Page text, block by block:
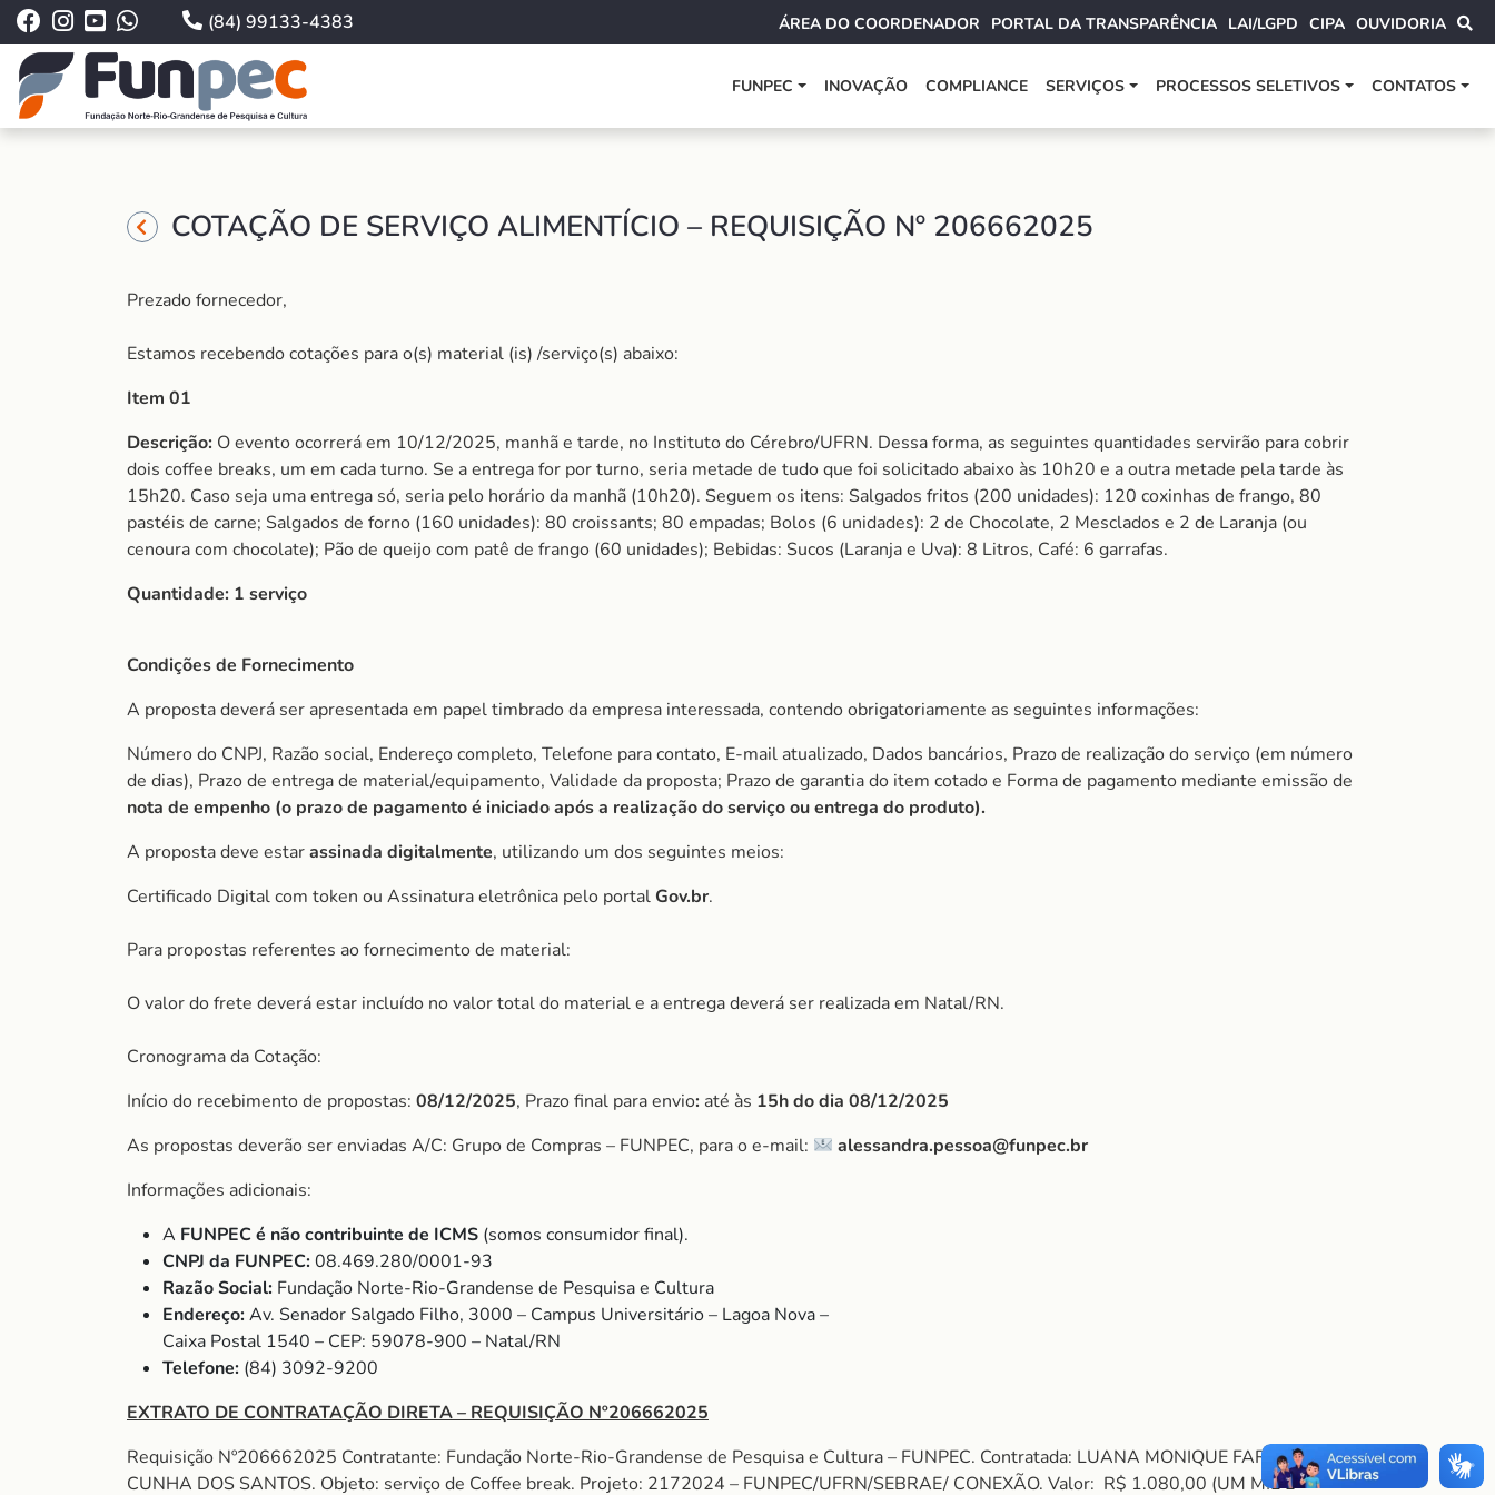
(84) 99133-4383 ÁREA DO COORDENADOR PORTAL DA TRANSPARÊNCIA LAI/LGPD CIPA OUVIDORIA
FUNPEC INOVAÇÃO COMPLIANCE SERVIÇOS PROCESSOS SELETIVOS CONTATOS
COTAÇÃO DE SERVIÇO ALIMENTÍCIO – REQUISIÇÃO Nº 206662025
Prezado fornecedor,
Estamos recebendo cotações para o(s) material (is) /serviço(s) abaixo:
Item 01
Descrição: O evento ocorrerá em 10/12/2025, manhã e tarde, no Instituto do Cérebro/UFRN. Dessa forma, as seguintes quantidades servirão para cobrir
dois coffee breaks, um em cada turno. Se a entrega for por turno, seria metade de tudo que foi solicitado abaixo às 10h20 e a outra metade pela tarde às
15h20. Caso seja uma entrega só, seria pelo horário da manhã (10h20). Seguem os itens: Salgados fritos (200 unidades): 120 coxinhas de frango, 80
pastéis de carne; Salgados de forno (160 unidades): 80 croissants; 80 empadas; Bolos (6 unidades): 2 de Chocolate, 2 Mesclados e 2 de Laranja (ou
cenoura com chocolate); Pão de queijo com patê de frango (60 unidades); Bebidas: Sucos (Laranja e Uva): 8 Litros, Café: 6 garrafas.
Quantidade: 1 serviço
Condições de Fornecimento
A proposta deverá ser apresentada em papel timbrado da empresa interessada, contendo obrigatoriamente as seguintes informações:
Número do CNPJ, Razão social, Endereço completo, Telefone para contato, E-mail atualizado, Dados bancários, Prazo de realização do serviço (em número
de dias), Prazo de entrega de material/equipamento, Validade da proposta; Prazo de garantia do item cotado e Forma de pagamento mediante emissão de
nota de empenho (o prazo de pagamento é iniciado após a realização do serviço ou entrega do produto).
A proposta deve estarassinada digitalmente, utilizando um dos seguintes meios:
Certificado Digital com token ou Assinatura eletrônica pelo portalGov.br.
Para propostas referentes ao fornecimento de material:
O valor do frete deverá estar incluído no valor total do material e a entrega deverá ser realizada em Natal/RN.
Cronograma da Cotação:
Início do recebimento de propostas: 08/12/2025, Prazo final para envio: até às 15h do dia 08/12/2025
As propostas deverão ser enviadas A/C: Grupo de Compras – FUNPEC, para o e-mail:
alessandra.pessoa@funpec.br
Informações adicionais:
A FUNPEC é não contribuinte de ICMS (somos consumidor final).
CNPJ da FUNPEC:08.469.280/0001-93
Razão Social: Fundação Norte-Rio-Grandense de Pesquisa e Cultura
Endereço:Av. Senador Salgado Filho, 3000 – Campus Universitário – Lagoa Nova –
Caixa Postal 1540 – CEP: 59078-900 – Natal/RN
Telefone: (84) 3092-9200
EXTRATO DE CONTRATAÇÃO DIRETA – REQUISIÇÃO Nº206662025
Requisição Nº206662025 Contratante: Fundação Norte-Rio-Grandense de Pesquisa e Cultura – FUNPEC. Contratada: LUANA MONIQUE FARIAS DA
CUNHA DOS SANTOS. Objeto: serviço de Coffee break. Projeto: 2172024 – FUNPEC/UFRN/SEBRAE/ CONEXÃO. Valor: R$ 1.080,00 (UM MIL E